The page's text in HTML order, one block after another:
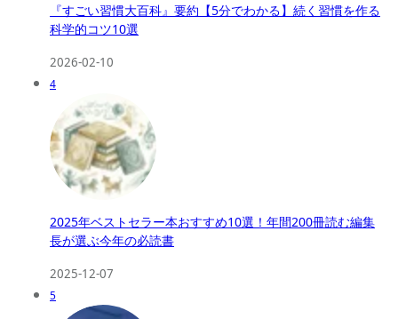
『すごい習慣大百科』要約【5分でわかる】続く習慣を作る
科学的コツ10選
2026-02-10
4
2025年ベストセラー本おすすめ10選！年間200冊読む編集
長が選ぶ今年の必読書
2025-12-07
5